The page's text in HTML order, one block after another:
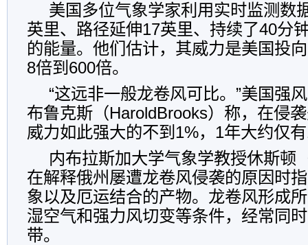
美国多位气象学家利用实时监测数
英里、路径延伸17英里、持续了40分
的能量。他们估计，其威力是美国投
8倍到600倍。
“这远非一般龙卷风可比。”美国强
布鲁克斯（HaroldBrooks）称，在侵
威力如此强大的不到1%，1年大约仅
内布拉斯加大学气象学教授休斯顿
在解释俄州屡遭龙卷风侵袭的原因时
象以及厄运结合的产物。龙卷风形成
湿空气和强力风切变等条件，经常同
带。